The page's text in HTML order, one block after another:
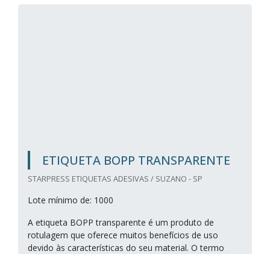
ETIQUETA BOPP TRANSPARENTE
STARPRESS ETIQUETAS ADESIVAS / SUZANO - SP
Lote mínimo de: 1000
A etiqueta BOPP transparente é um produto de
rotulagem que oferece muitos benefícios de uso
devido às características do seu material. O termo